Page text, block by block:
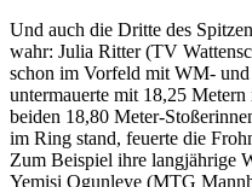
Und auch die Dritte des
wahr: Julia Ritter (TV
schon im Vorfeld mit WM-
untermauerte mit 18,25
beiden 18,80 Meter-
im Ring stand, feuerte die
Zum Beispiel ihre langjährige
Yemisi Ogunleye (MTG